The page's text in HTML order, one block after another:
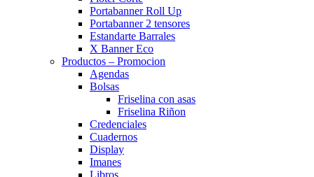
Portabanner Roll Up
Portabanner 2 tensores
Estandarte Barrales
X Banner Eco
Productos – Promocion
Agendas
Bolsas
Friselina con asas
Friselina Riñon
Credenciales
Cuadernos
Display
Imanes
Libros